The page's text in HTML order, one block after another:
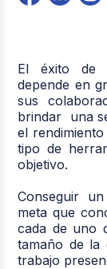
El éxito de
depende en
sus
brindar una
el
tipo de
objetivo.
Conseguir
meta que
cada de uno
tamaño de la
trabajo